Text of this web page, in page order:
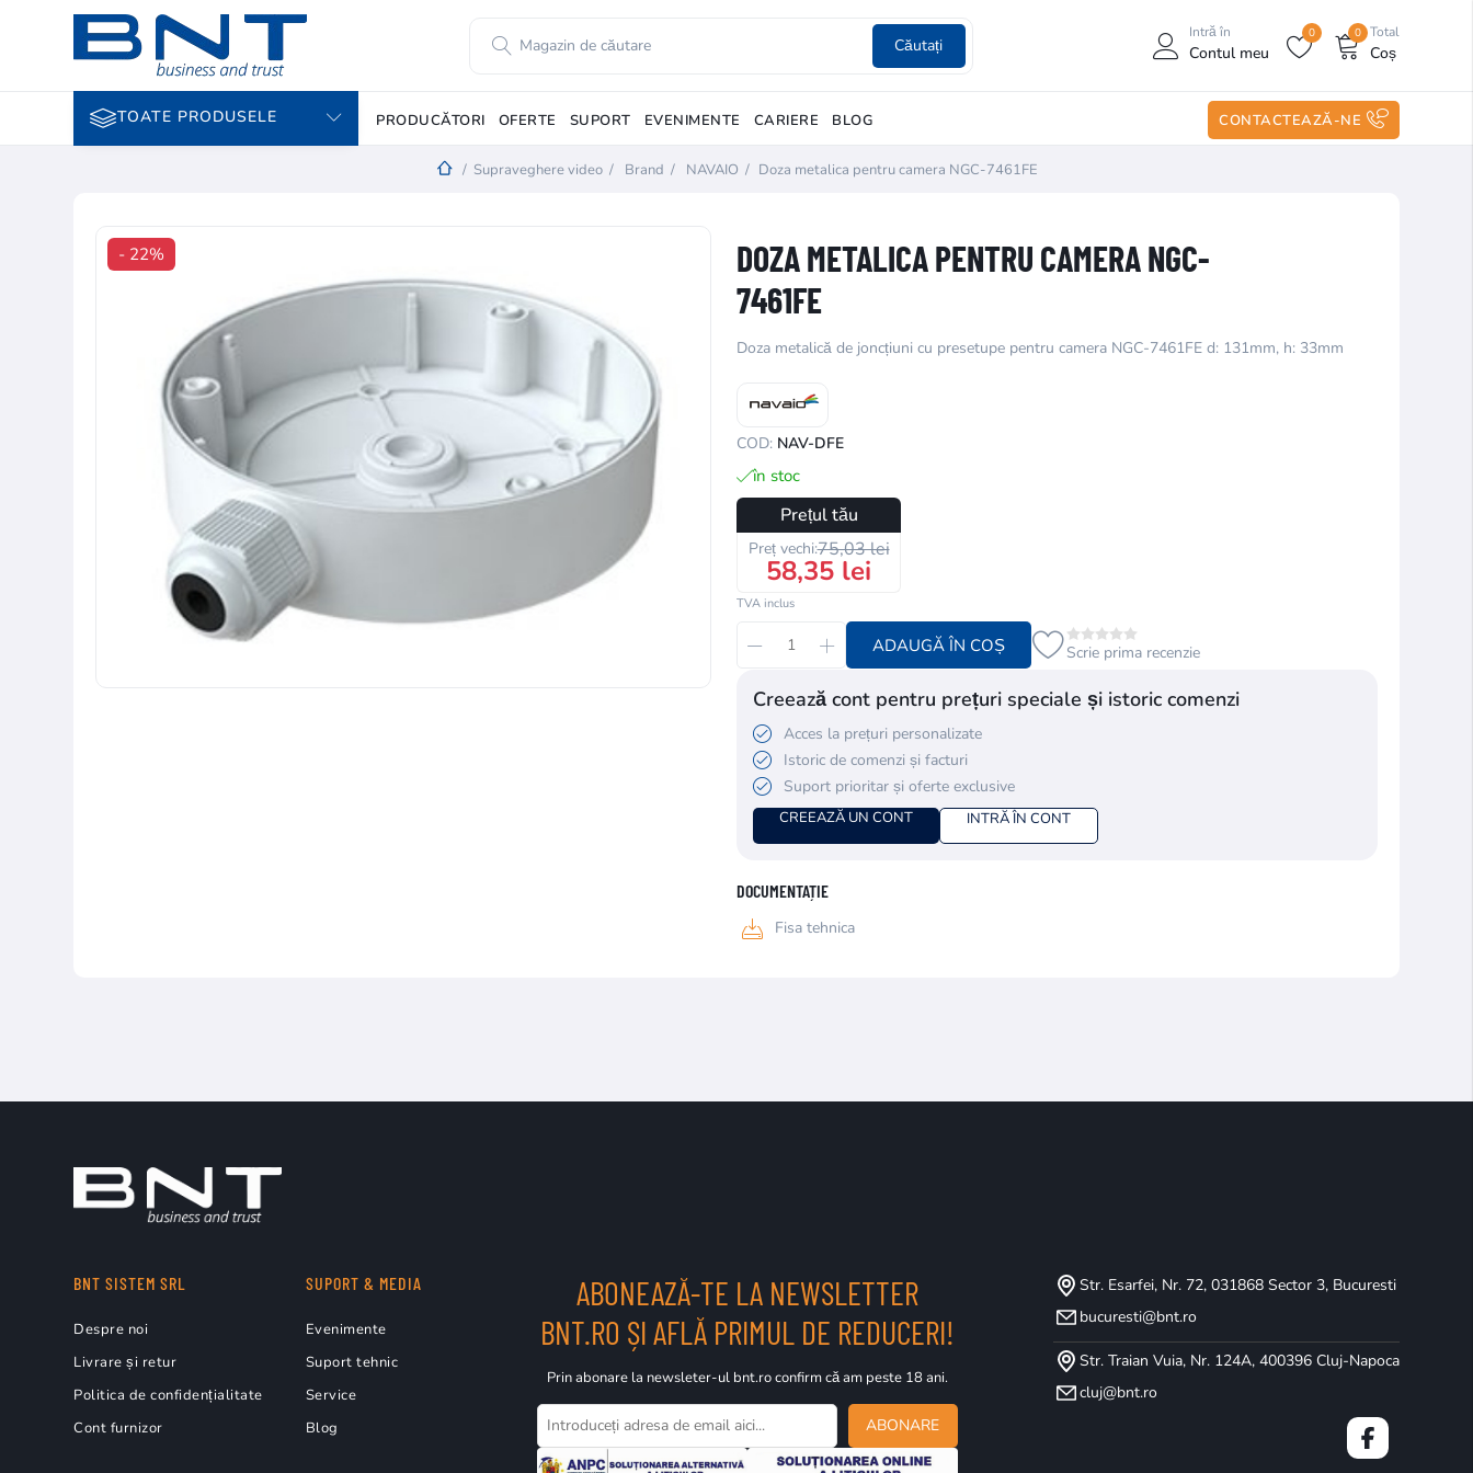
Căutați
Intră în
Contul meu
0 Total
Coș
0
TOATE PRODUSELE PRODUCĂTORI OFERTE SUPORT EVENIMENTE CARIERE BLOG CONTACTEAZĂ-NE
/ Supraveghere video / Brand / NAVAIO / Doza metalica pentru camera NGC-7461FE
- 22%
DOZA METALICA PENTRU CAMERA NGC-
7461FE
Doza metalică de joncțiuni cu presetupe pentru camera NGC-7461FE d: 131mm, h: 33mm
COD: NAV-DFE
în stoc
Prețul tău
Preț vechi:75,03 lei
58,35 lei
TVA inclus
ADAUGĂ ÎN COȘ Scrie prima recenzie
Creează cont pentru prețuri speciale și istoric comenzi
Acces la prețuri personalizate
Istoric de comenzi și facturi
Suport prioritar și oferte exclusive
CREEAZĂ UN CONT INTRĂ ÎN CONT
DOCUMENTAȚIE
Fisa tehnica
BNT SISTEM SRL
Despre noi
Livrare și retur
Politica de confidențialitate
Cont furnizor
SUPORT & MEDIA
Evenimente
Suport tehnic
Service
Blog
ABONEAZĂ-TE LA NEWSLETTER
BNT.RO ȘI AFLĂ PRIMUL DE REDUCERI!
Prin abonare la newsleter-ul bnt.ro confirm că am peste 18 ani.
ABONARE
Str. Esarfei, Nr. 72, 031868 Sector 3, Bucuresti
bucuresti@bnt.ro
Str. Traian Vuia, Nr. 124A, 400396 Cluj-Napoca
cluj@bnt.ro